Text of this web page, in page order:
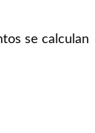
se calculan